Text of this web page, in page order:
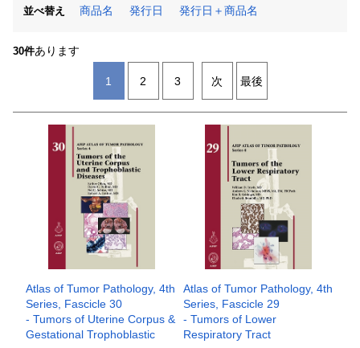
並べ替え 商品名 発行日 発行日＋商品名
30件あります
1 2 3 次 最後
Atlas of Tumor Pathology, 4th
Series, Fascicle 30
- Tumors of Uterine Corpus &
Gestational Trophoblastic
Atlas of Tumor Pathology, 4th
Series, Fascicle 29
- Tumors of Lower
Respiratory Tract